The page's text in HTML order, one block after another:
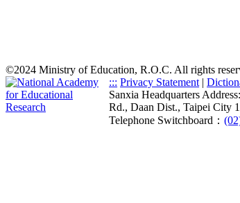
©2024 Ministry of Education, R.O.C. All rights
::: Privacy Statement |
Sanxia Headquarters
Rd., Daan Dist., Taipei City
Telephone Switchboard：